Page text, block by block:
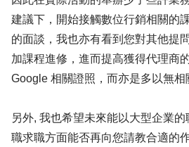
建議下，開始接觸數位行銷相關的
的面談，我也亦有看到您對其他提
加課程進修，進而提高獲得代理商
Google 相關證照，而亦是多以無相
另外, 我也希望未來能以大型企業
職求職方面能否再向您請教合適的